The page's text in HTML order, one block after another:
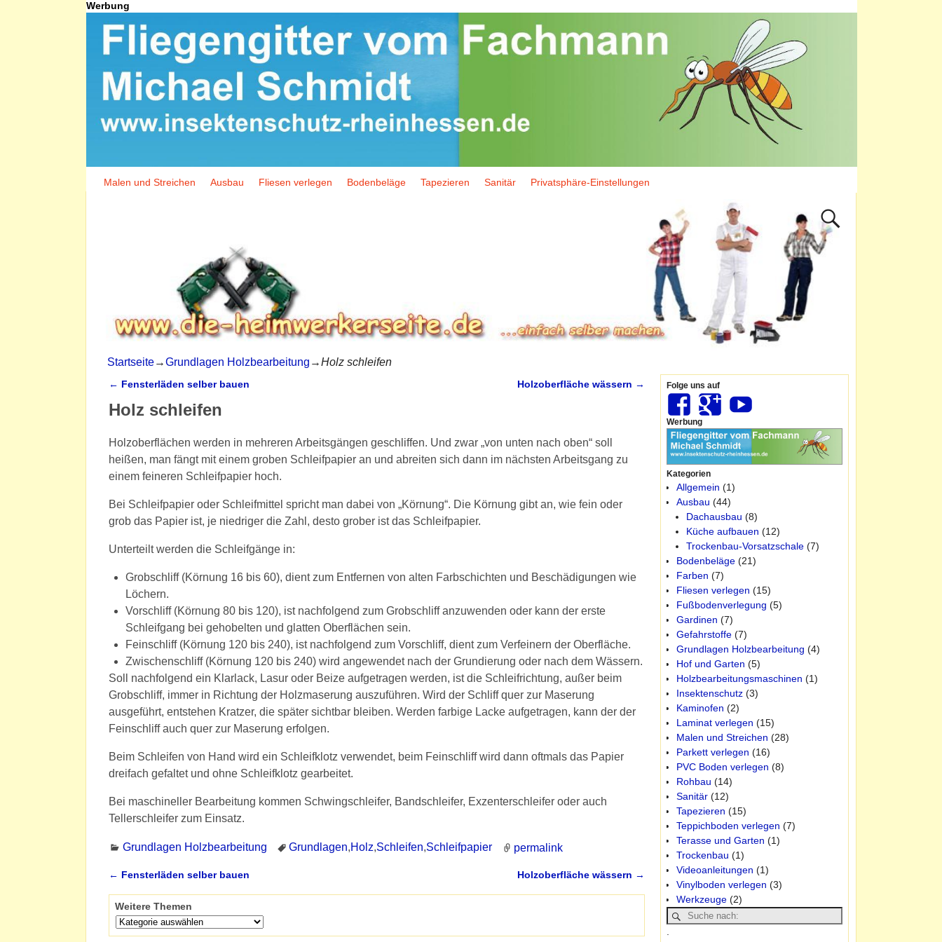
Werbung
Malen und Streichen Ausbau Fliesen verlegen Bodenbeläge Tapezieren Sanitär Privatsphäre-Einstellungen
Startseite→Grundlagen Holzbearbeitung →Holz schleifen
← Fensterläden selber bauen Holzoberfläche wässern →
Holz schleifen
Holzoberflächen werden in mehreren Arbeitsgängen geschliffen. Und zwar „von unten nach oben“ soll
heißen, man fängt mit einem groben Schleifpapier an und abreiten sich dann im nächsten Arbeitsgang zu
einem feineren Schleifpapier hoch.
Bei Schleifpapier oder Schleifmittel spricht man dabei von „Körnung“. Die Körnung gibt an, wie fein oder
grob das Papier ist, je niedriger die Zahl, desto grober ist das Schleifpapier.
Unterteilt werden die Schleifgänge in:
Grobschliff (Körnung 16 bis 60), dient zum Entfernen von alten Farbschichten und Beschädigungen wie
Löchern.
Vorschliff (Körnung 80 bis 120), ist nachfolgend zum Grobschliff anzuwenden oder kann der erste
Schleifgang bei gehobelten und glatten Oberflächen sein.
Feinschliff (Körnung 120 bis 240), ist nachfolgend zum Vorschliff, dient zum Verfeinern der Oberfläche.
Zwischenschliff (Körnung 120 bis 240) wird angewendet nach der Grundierung oder nach dem Wässern.
Soll nachfolgend ein Klarlack, Lasur oder Beize aufgetragen werden, ist die Schleifrichtung, außer beim
Grobschliff, immer in Richtung der Holzmaserung auszuführen. Wird der Schliff quer zur Maserung
ausgeführt, entstehen Kratzer, die später sichtbar bleiben. Werden farbige Lacke aufgetragen, kann der der
Feinschliff auch quer zur Maserung erfolgen.
Beim Schleifen von Hand wird ein Schleifklotz verwendet, beim Feinschliff wird dann oftmals das Papier
dreifach gefaltet und ohne Schleifklotz gearbeitet.
Bei maschineller Bearbeitung kommen Schwingschleifer, Bandschleifer, Exzenterschleifer oder auch
Tellerschleifer zum Einsatz.
Grundlagen Holzbearbeitung Grundlagen,Holz,Schleifen,Schleifpapier permalink
← Fensterläden selber bauen Holzoberfläche wässern →
Weitere Themen
Folge uns auf
Werbung
Kategorien
Allgemein (1)
Ausbau (44)
Dachausbau (8)
Küche aufbauen (12)
Trockenbau-Vorsatzschale(7)
Bodenbeläge(21)
Farben (7)
Fliesen verlegen (15)
Fußbodenverlegung (5)
Gardinen (7)
Gefahrstoffe(7)
Grundlagen Holzbearbeitung (4)
Hof und Garten (5)
Holzbearbeitungsmaschinen (1)
Insektenschutz(3)
Kaminofen (2)
Laminat verlegen (15)
Malen und Streichen (28)
Parkett verlegen (16)
PVC Boden verlegen (8)
Rohbau (14)
Sanitär(12)
Tapezieren (15)
Teppichboden verlegen (7)
Terasse und Garten (1)
Trockenbau (1)
Videoanleitungen (1)
Vinylboden verlegen (3)
Werkzeuge(2)
.